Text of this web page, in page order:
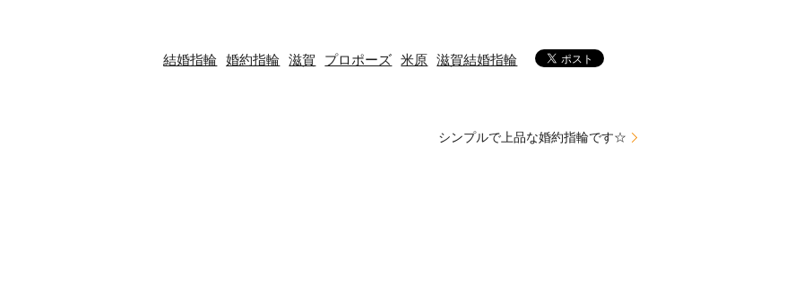
結婚指輪 婚約指輪 滋賀 プロポーズ 米原 滋賀結婚指輪
シンプルで上品な婚約指輪です☆